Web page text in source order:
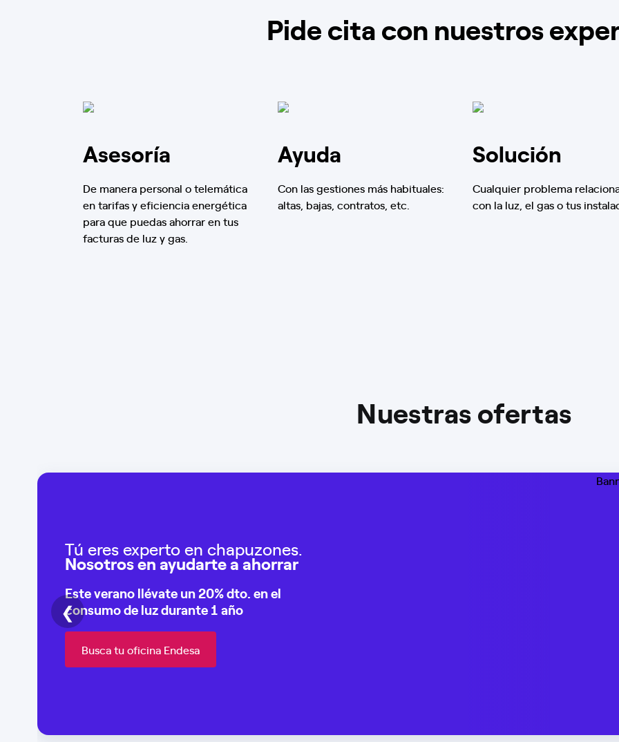
Pide cita con nuestros
Asesoría
De manera personal o telemática
en tarifas y eficiencia energética
para que puedas ahorrar en tus
facturas de luz y gas.
Ayuda
Con las gestiones más habituales:
altas, bajas, contratos, etc.
Solución
Cualquier problema
con la luz, el gas o tus
Nuestras ofertas
Tú eres experto en chapuzones.
Nosotros en ayudarte a ahorrar
Este verano llévate un20% dto. en el
consumo deluz durante 1 año
Busca tu oficina Endesa
❮